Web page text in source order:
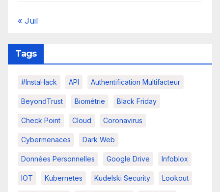
« Juil
Tags
#InstaHack API Authentification Multifacteur
BeyondTrust Biométrie Black Friday
Check Point Cloud Coronavirus
Cybermenaces Dark Web
Données Personnelles Google Drive Infoblox
IOT Kubernetes Kudelski Security Lookout